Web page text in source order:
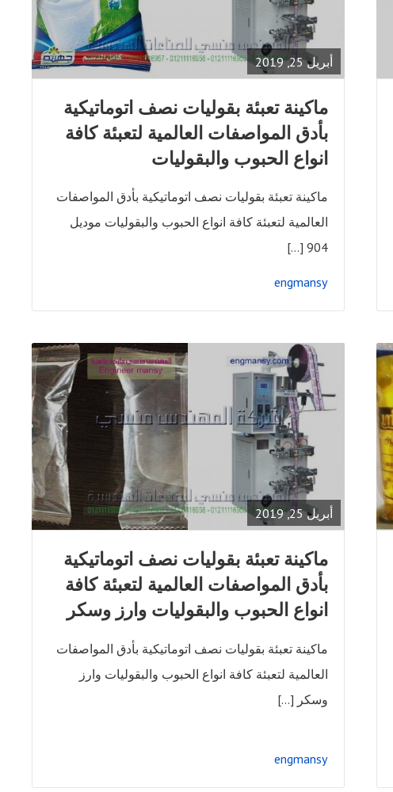
أبريل 25, 2019
POST
ماكينة تعبئة بقوليات نصف اتوماتيكية
بأدق المواصفات العالمية لتعبئة كافة
انواع الحبوب والبقوليات
ماكينة تعبئة بقوليات نصف اتوماتيكية بأدق المواصفات
العالمية لتعبئة كافة انواع الحبوب والبقوليات موديل
904 […]
engmansy
أبريل 25, 2019
READ
POST
ماكينة تعبئة بقوليات نصف اتوماتيكية
بأدق المواصفات العالمية لتعبئة كافة
انواع الحبوب والبقوليات وارز وسكر
ماكينة تعبئة بقوليات نصف اتوماتيكية بأدق المواصفات
العالمية لتعبئة كافة انواع الحبوب والبقوليات وارز
وسكر […]
engmansy